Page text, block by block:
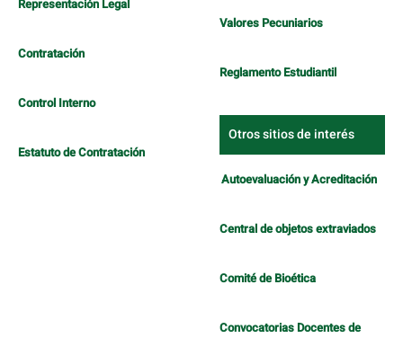
Representación Legal
Contratación
Control Interno
Estatuto de Contratación
Valores Pecuniarios
Reglamento Estudiantil
Otros sitios de interés
Autoevaluación y Acreditación
Central de objetos extraviados
Comité de Bioética
Convocatorias Docentes de